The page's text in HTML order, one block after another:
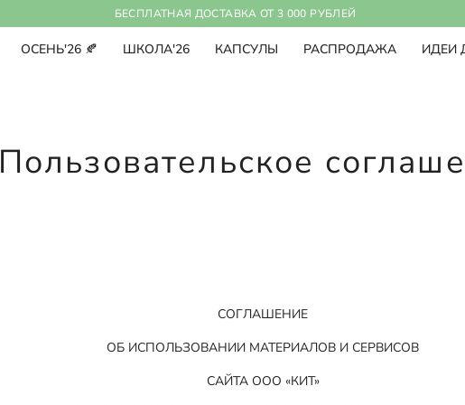
БЕСПЛАТНАЯ ДОСТАВКА ОТ 3 000 РУБЛЕЙ
ОСЕНЬ'26 🍂 ШКОЛА'26 КАПСУЛЫ РАСПРОДАЖА ИДЕИ
Пользовательское
СОГЛАШЕНИЕ
ОБ ИСПОЛЬЗОВАНИИ МАТЕРИАЛОВ И СЕРВИСОВ
САЙТА ООО «КИТ»